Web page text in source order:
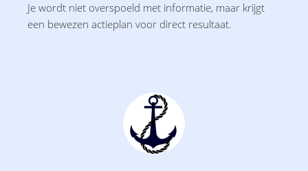
Je wordt niet overspoeld met informatie, maar krijgt
een bewezen actieplan voor direct resultaat.